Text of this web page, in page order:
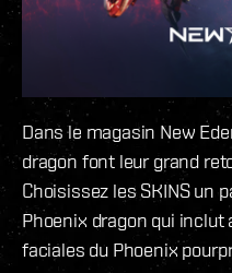
Dans le magasin New
dragon font leur grand
Choisissez les SKINS un
Phoenix dragon qui
faciales du Phoenix